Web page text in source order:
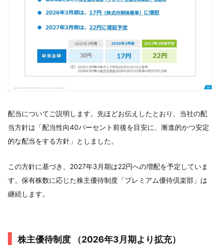
配当についてご説明します。先ほどお伝えしたとおり、当社の配
当方針は「配当性向40パーセント前後を目安に、漸進的かつ安定
的な配当をする方針」としました。
この方針に基づき、2027年3月期は22円への増配を予定していま
す。保有株数に応じた株主優待制度「プレミアム優待倶楽部」は
継続します。
株主優待制度 （2026年3月期より拡充）